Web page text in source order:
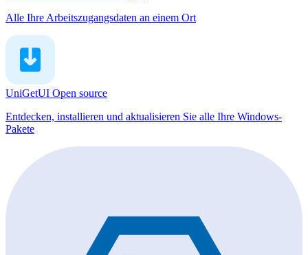
Alle Ihre Arbeitszugangsdaten an einem Ort
UniGetUI Open source
Entdecken, installieren und aktualisieren Sie alle Ihre Windows-
Pakete